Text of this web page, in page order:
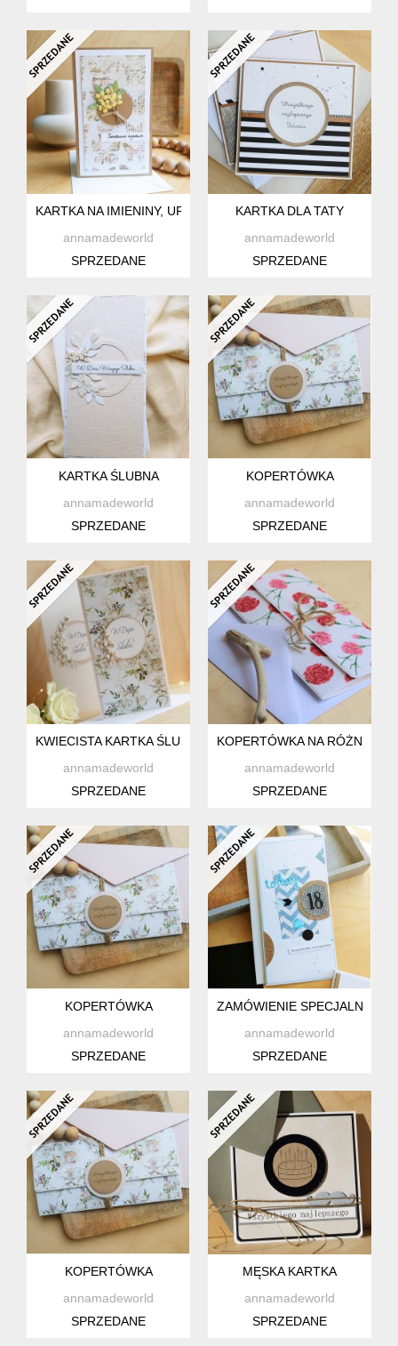
KARTKA NA IMIENINY, URODZINY I INNE OKAZJE
annamadeworld
SPRZEDANE
KARTKA DLA TATY
annamadeworld
SPRZEDANE
KARTKA ŚLUBNA
annamadeworld
SPRZEDANE
KOPERTÓWKA
annamadeworld
SPRZEDANE
KWIECISTA KARTKA ŚLUBNA
annamadeworld
SPRZEDANE
KOPERTÓWKA NA RÓŻNE
annamadeworld
SPRZEDANE
KOPERTÓWKA
annamadeworld
SPRZEDANE
ZAMÓWIENIE SPECJALNE
annamadeworld
SPRZEDANE
KOPERTÓWKA
annamadeworld
SPRZEDANE
MĘSKA KARTKA
annamadeworld
SPRZEDANE